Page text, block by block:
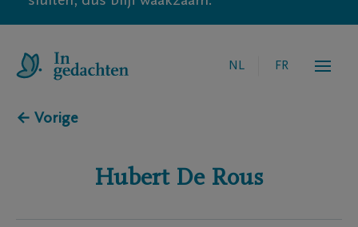
NL FR
← Vorige
Hubert De Rous